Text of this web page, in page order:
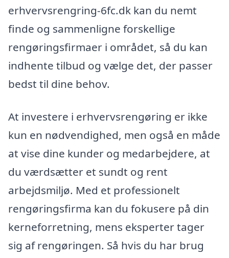
erhvervsrengring-6fc.dk kan du nemt
finde og sammenligne forskellige
rengøringsfirmaer i området, så du kan
indhente tilbud og vælge det, der passer
bedst til dine behov.
At investere i erhvervsrengøring er ikke
kun en nødvendighed, men også en måde
at vise dine kunder og medarbejdere, at
du værdsætter et sundt og rent
arbejdsmiljø. Med et professionelt
rengøringsfirma kan du fokusere på din
kerneforretning, mens eksperter tager
sig af rengøringen. Så hvis du har brug